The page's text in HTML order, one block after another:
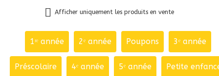
Afficher uniquement les produits en vente
1ʳᵉ année 2ᵉ année Poupons 3ᵉ année
Préscolaire 4ᵉ année 5ᵉ année Petite